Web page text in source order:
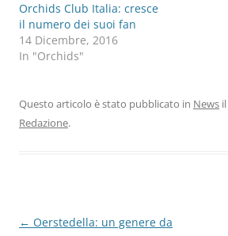
Orchids Club Italia: cresce
il numero dei suoi fan
14 Dicembre, 2016
In "Orchids"
Questo articolo è stato pubblicato in News il
Redazione.
Navigazione
← Oerstedella: un genere da